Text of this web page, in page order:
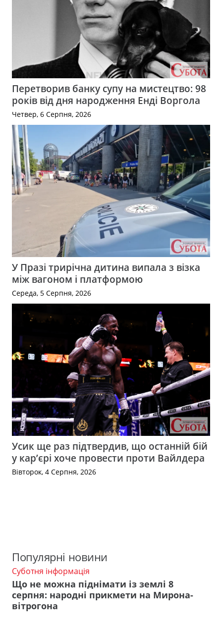
Перетворив банку супу на мистецтво: 98
років від дня народження Енді Воргола
Четвер, 6 Серпня, 2026
У Празі трирічна дитина випала з візка
між вагоном і платформою
Середа, 5 Серпня, 2026
Усик ще раз підтвердив, що останній бій
у кар’єрі хоче провести проти Вайлдера
Вівторок, 4 Серпня, 2026
Популярні новини
Суботня інформація
Що не можна піднімати із землі 8
серпня: народні прикмети на Мирона-
вітрогона